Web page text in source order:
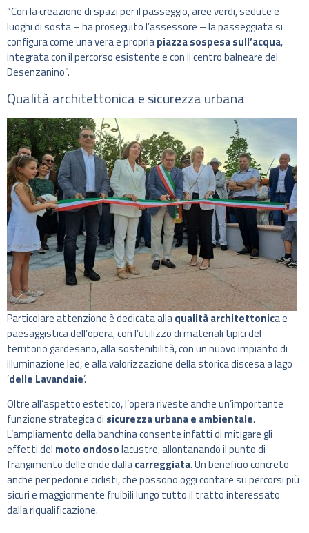
“Con la creazione di spazi per il passeggio, aree verdi, sedute e
luoghi di sosta – ha proseguito l’assessore – la passeggiata si
configura come una vera e propriapiazza sospesa sull’acqua,
integrata con il percorso esistente e con il centro balneare del
Desenzanino”.
Qualità architettonica e sicurezza urbana
Particolare attenzione è dedicata allaqualità architettonica e
paesaggistica dell’opera, con l’utilizzo di materiali tipici del
territorio gardesano, alla sostenibilità, con un nuovo impianto di
illuminazione led, e alla valorizzazione della storica discesa a lago
‘delle Lavandaie’.
Oltre all’aspetto estetico, l’opera riveste anche un’importante
funzione strategica di sicurezza urbana e ambientale.
L’ampliamento della banchina consente infatti di mitigare gli
effetti del moto ondosolacustre, allontanando il punto di
frangimento delle onde dallacarreggiata. Un beneficio concreto
anche per pedoni e ciclisti, che possono oggi contare su percorsi più
sicuri e maggiormente fruibili lungo tutto il tratto interessato
dalla riqualificazione.